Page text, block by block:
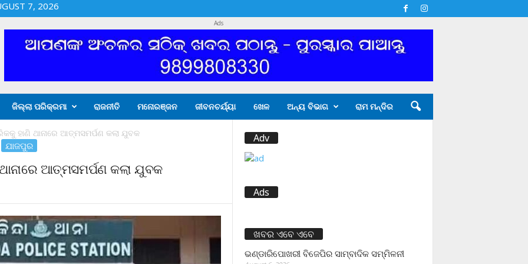
7, 2026
Ads
ଜିଲ୍ଲା ପରିକ୍ରମା ରାଜନୀତି ମନୋରଞ୍ଜନ ଜୀବନଚର୍ଯ୍ୟା ଖେଳ ଅନ୍ୟ ବିଭାଗ ରାମ ମନ୍ଦିର
ହାଣି ଥାନାରେ ଆତ୍ମସମର୍ପଣ କଲା ଯୁବକ
ଯାଜପୁର
ଆତ୍ମସମର୍ପଣ କଲା ଯୁବକ
Adv
Ads
ଖବର ଏବେ ଏବେ
ଭଣ୍ଡାରିପୋଖରୀ ବିଜେପିର ସାମ୍ବାଦିକ ସମ୍ମିଳନୀ